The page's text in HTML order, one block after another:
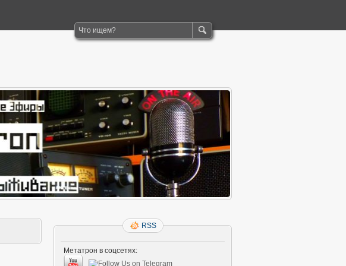
RSS
Метатрон в соцсетях: